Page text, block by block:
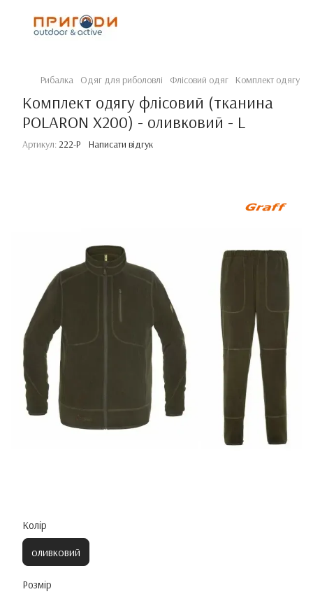
Рибалка Одяг для риболовлі Флісовий одяг Комплект одягу
Комплект одягу флісовий (тканина
POLARON X200) - оливковий - L
Артикул: 222-P Написати відгук
Колір
оливковий
Розмір